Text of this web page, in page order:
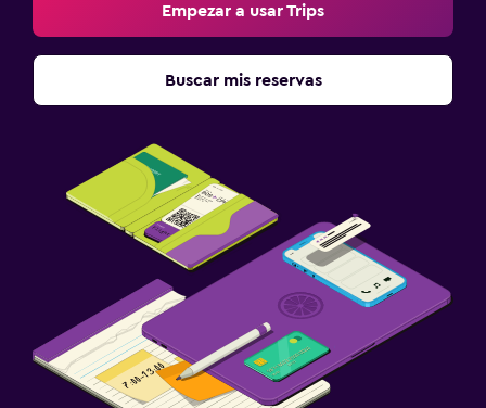
Empezar a usar Trips
Buscar mis reservas